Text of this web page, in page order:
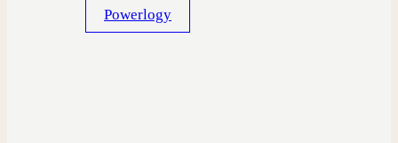
cena
Powerlogy